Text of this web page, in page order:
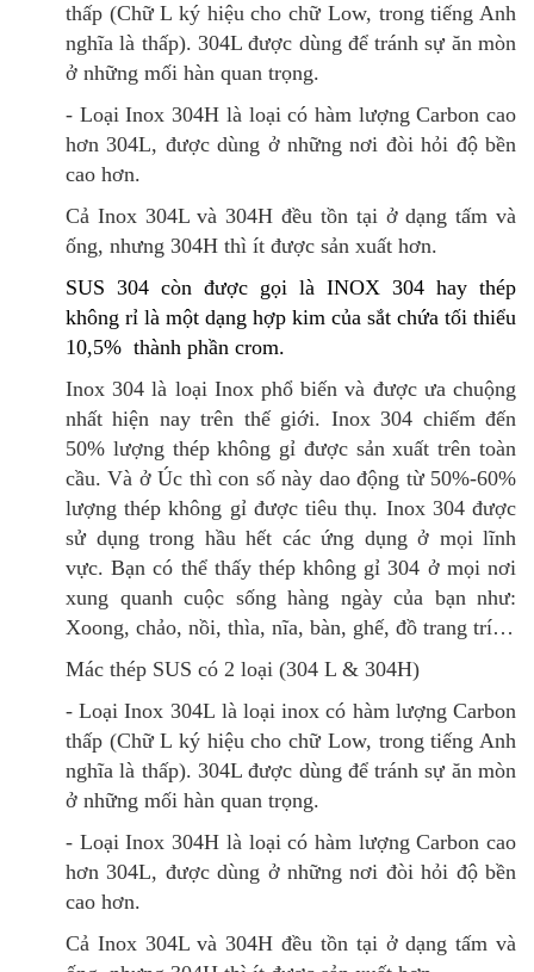
thấp (Chữ L ký hiệu cho chữ Low, trong tiếng Anh
nghĩa là thấp). 304L được dùng để tránh sự ăn mòn
ở những mối hàn quan trọng.
- Loại Inox 304H là loại có hàm lượng Carbon cao
hơn 304L, được dùng ở những nơi đòi hỏi độ bền
cao hơn.
Cả Inox 304L và 304H đều tồn tại ở dạng tấm và
ống, nhưng 304H thì ít được sản xuất hơn.
SUS 304 còn được gọi là INOX 304 hay thép
không rỉ là một dạng hợp kim của sắt chứa tối thiểu
10,5% thành phần crom.
Inox 304 là loại Inox phổ biến và được ưa chuộng
nhất hiện nay trên thế giới. Inox 304 chiếm đến
50% lượng thép không gỉ được sản xuất trên toàn
cầu. Và ở Úc thì con số này dao động từ 50%-60%
lượng thép không gỉ được tiêu thụ. Inox 304 được
sử dụng trong hầu hết các ứng dụng ở mọi lĩnh
vực. Bạn có thể thấy thép không gỉ 304 ở mọi nơi
xung quanh cuộc sống hàng ngày của bạn như:
Xoong, chảo, nồi, thìa, nĩa, bàn, ghế, đồ trang trí…
Mác thép SUS có 2 loại (304 L & 304H)
- Loại Inox 304L là loại inox có hàm lượng Carbon
thấp (Chữ L ký hiệu cho chữ Low, trong tiếng Anh
nghĩa là thấp). 304L được dùng để tránh sự ăn mòn
ở những mối hàn quan trọng.
- Loại Inox 304H là loại có hàm lượng Carbon cao
hơn 304L, được dùng ở những nơi đòi hỏi độ bền
cao hơn.
Cả Inox 304L và 304H đều tồn tại ở dạng tấm và